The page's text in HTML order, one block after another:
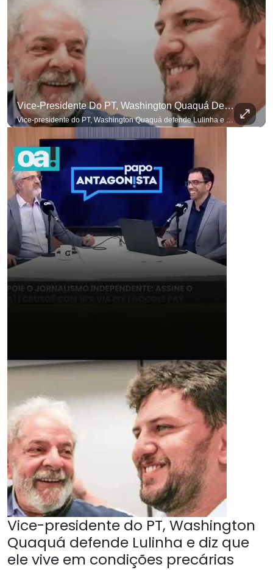
Vice-Presidente Do PT, Washington Quaquá Defende Lulinha E Diz Que Ele Vive Em Condições Precárias
Vice-presidente do PT, Washington Quaquá defende Lulinha e diz que ele vive em condições espartanas na Espanha. #OAntagonista Se você busca informação com credibilidade, inscreva-se agora e ative o
para não perder nenhuma
Vice-presidente do PT, Washington
Quaquá defende Lulinha e diz que
ele vive em condições precárias